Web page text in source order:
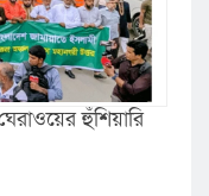
হুঁশিয়ারি